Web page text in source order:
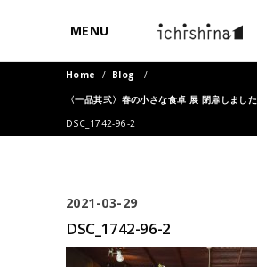
MENU
Home / Blog
/
〈一品其弐〉春の小さな食卓 展 閉扉しました
DSC_1742-96-2
2021-03-29
DSC_1742-96-2